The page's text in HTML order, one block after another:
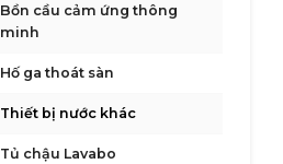
Bồn cầu cảm ứng thông
minh
Hố ga thoát sàn
Thiết bị nước khác
Tủ chậu Lavabo